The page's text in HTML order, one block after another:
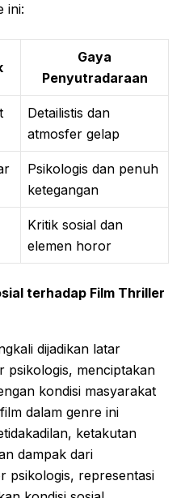
ini:
Gaya
Penyutradaraan
Detailistis dan
atmosfer gelap
Psikologis dan penuh
ketegangan
Kritik sosial dan
elemen horor
terhadap Film Thriller
dijadikan latar
psikologis, menciptakan
kondisi masyarakat
dalam genre ini
ketakutan
dampak dari
psikologis, representasi